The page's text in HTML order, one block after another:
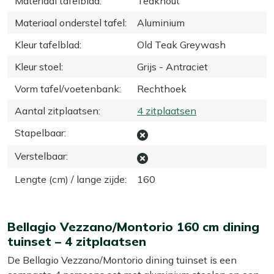
Materiaal onderstel tafel:
Aluminium
Kleur tafelblad:
Old Teak Greywash
Kleur stoel:
Grijs - Antraciet
Vorm tafel/voetenbank:
Rechthoek
Aantal zitplaatsen:
4 zitplaatsen
Stapelbaar:
Verstelbaar:
Lengte (cm) / lange zijde: 160
Bellagio Vezzano/Montorio 160 cm dining
tuinset – 4 zitplaatsen
De Bellagio Vezzano/Montorio dining tuinset is een